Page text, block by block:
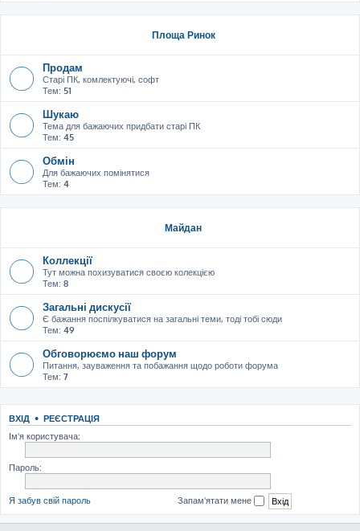
Площа Ринок
Продам
Старі ПК, комлектуючі, софт
Тем: 51
Шукаю
Тема для бажаючих придбати старі ПК
Тем: 45
Обмін
Для бажаючих помінятися
Тем: 4
Майдан
Коллекції
Тут можна похизуватися своєю колекцією
Тем: 8
Загальні дискусії
Є бажання поспілкуватися на загальні теми, тоді тобі сюди
Тем: 49
Обговорюємо наш форум
Питання, зауваження та побажання щодо роботи форума
Тем: 7
ВХІД • РЕЄСТРАЦІЯ
Ім'я користувача:
Пароль:
Я забув свій пароль Запам'ятати мене